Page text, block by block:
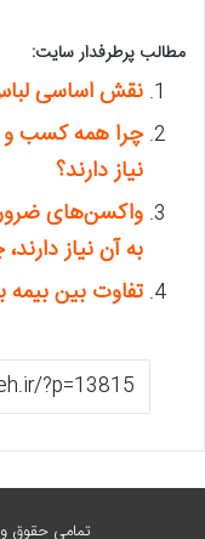
مطالب پرطرفدار سایت:
نقش اساسی لباس
چرا همه کسب و
نیاز دارند؟
واکسن‌های
به آن نیاز
تفاوت بین
تمامی حقوق و